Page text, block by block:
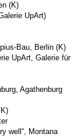
(K)
UpArt)
Bau, Berlin (K)
UpArt, Galerie für
Agathenburg
well“, Montana